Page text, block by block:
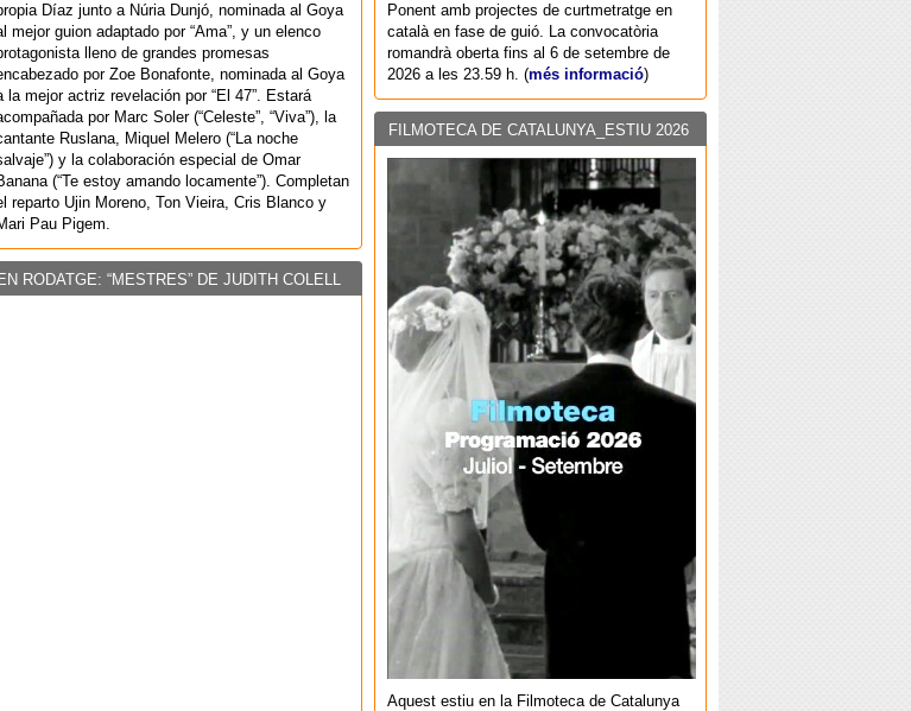
Ponent amb projectes de curtmetratge en
català en fase de guió. La convocatòria
romandrà oberta fins al 6 de setembre de
2026 a les 23.59 h. (més informació)
FILMOTECA DE CATALUNYA_ESTIU 2026
Aquest estiu en la Filmoteca de Catalunya
Díaz junto a Núria Dunjó, nominada al Goya
mejor guion adaptado por “Ama”, y un elenco
lleno de grandes promesas
por Zoe Bonafonte, nominada al Goya
la mejor actriz revelación por “El 47”. Estará
por Marc Soler (“Celeste”, “Viva”), la
Ruslana, Miquel Melero (“La noche
y la colaboración especial de Omar
(“Te estoy amando locamente”). Completan
reparto Ujin Moreno, Ton Vieira, Cris Blanco y
Pau Pigem.
EN RODATGE: “MESTRES” DE JUDITH COLELL